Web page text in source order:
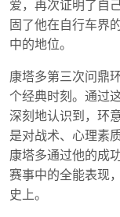
爱，再次证明了自
固了他在自行车界
中的地位。
康塔多第三次问鼎
个经典时刻。通过
深刻地认识到，环
是对战术、心理素
康塔多通过他的成
赛事中的全能表现
史上。